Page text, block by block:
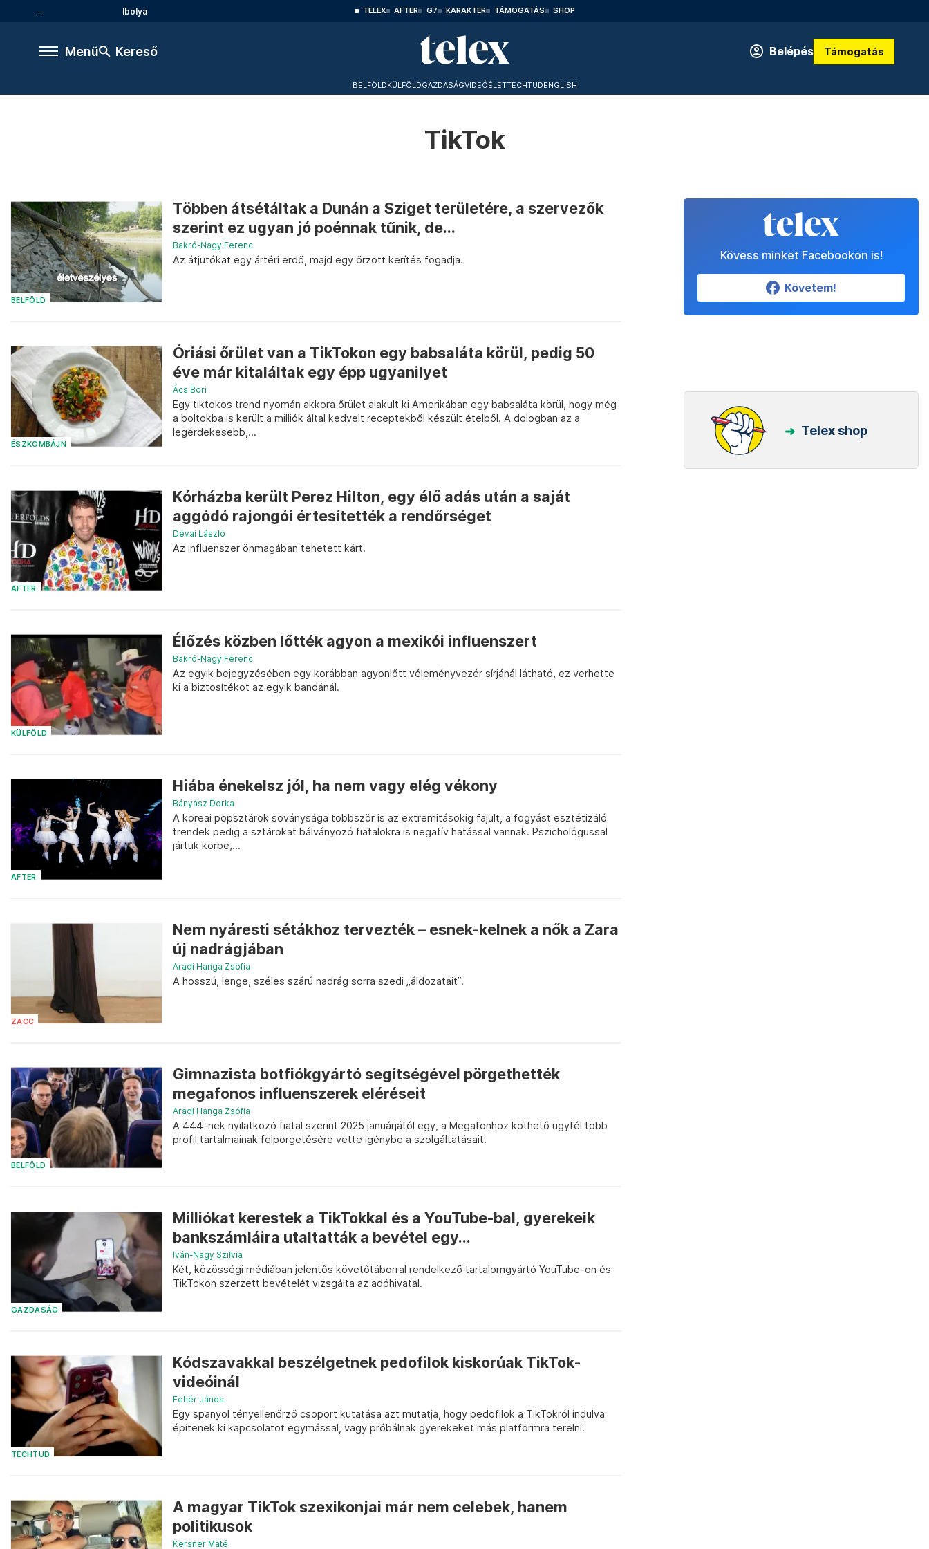
Ibolya TELEX AFTER G7 KARAKTER TÁMOGATÁS SHOP
Menü Kereső Belépés Támogatás
BELFÖLDKÜLFÖLDGAZDASÁGVIDEÓÉLETTECHTUDENGLISH
TikTok
BELFÖLD
Többen átsétáltak a Dunán a Sziget területére, a szervezők
szerint ez ugyan jó poénnak tűnik, de...
Bakró-Nagy Ferenc
Az átjutókat egy ártéri erdő, majd egy őrzött kerítés fogadja.
ÉSZKOMBÁJN
Óriási őrület van a TikTokon egy babsaláta körül, pedig 50
éve már kitaláltak egy épp ugyanilyet
Ács Bori
Egy tiktokos trend nyomán akkora őrület alakult ki Amerikában egy babsaláta körül, hogy még
a boltokba is került a milliók által kedvelt receptekből készült ételből. A dologban az a
legérdekesebb,...
AFTER
Kórházba került Perez Hilton, egy élő adás után a saját
aggódó rajongói értesítették a rendőrséget
Dévai László
Az influenszer önmagában tehetett kárt.
KÜLFÖLD
Élőzés közben lőtték agyon a mexikói influenszert
Bakró-Nagy Ferenc
Az egyik bejegyzésében egy korábban agyonlőtt véleményvezér sírjánál látható, ez verhette
ki a biztosítékot az egyik bandánál.
AFTER
Hiába énekelsz jól, ha nem vagy elég vékony
Bányász Dorka
A koreai popsztárok soványsága többször is az extremitásokig fajult, a fogyást esztétizáló
trendek pedig a sztárokat bálványozó fiatalokra is negatív hatással vannak. Pszichológussal
jártuk körbe,...
ZACC
Nem nyáresti sétákhoz tervezték – esnek-kelnek a nők a Zara
új nadrágjában
Aradi Hanga Zsófia
A hosszú, lenge, széles szárú nadrág sorra szedi „áldozatait”.
BELFÖLD
Gimnazista botfiókgyártó segítségével pörgethették
megafonos influenszerek eléréseit
Aradi Hanga Zsófia
A 444-nek nyilatkozó fiatal szerint 2025 januárjától egy, a Megafonhoz köthető ügyfél több
profil tartalmainak felpörgetésére vette igénybe a szolgáltatásait.
GAZDASÁG
Milliókat kerestek a TikTokkal és a YouTube-bal, gyerekeik
bankszámláira utaltatták a bevétel egy...
Iván-Nagy Szilvia
Két, közösségi médiában jelentős követőtáborral rendelkező tartalomgyártó YouTube-on és
TikTokon szerzett bevételét vizsgálta az adóhivatal.
TECHTUD
Kódszavakkal beszélgetnek pedofilok kiskorúak TikTok-
videóinál
Fehér János
Egy spanyol tényellenőrző csoport kutatása azt mutatja, hogy pedofilok a TikTokról indulva
építenek ki kapcsolatot egymással, vagy próbálnak gyerekeket más platformra terelni.
A magyar TikTok szexikonjai már nem celebek, hanem
politikusok
Kersner Máté
Kövess minket Facebookon is!
Követem!
Telex shop